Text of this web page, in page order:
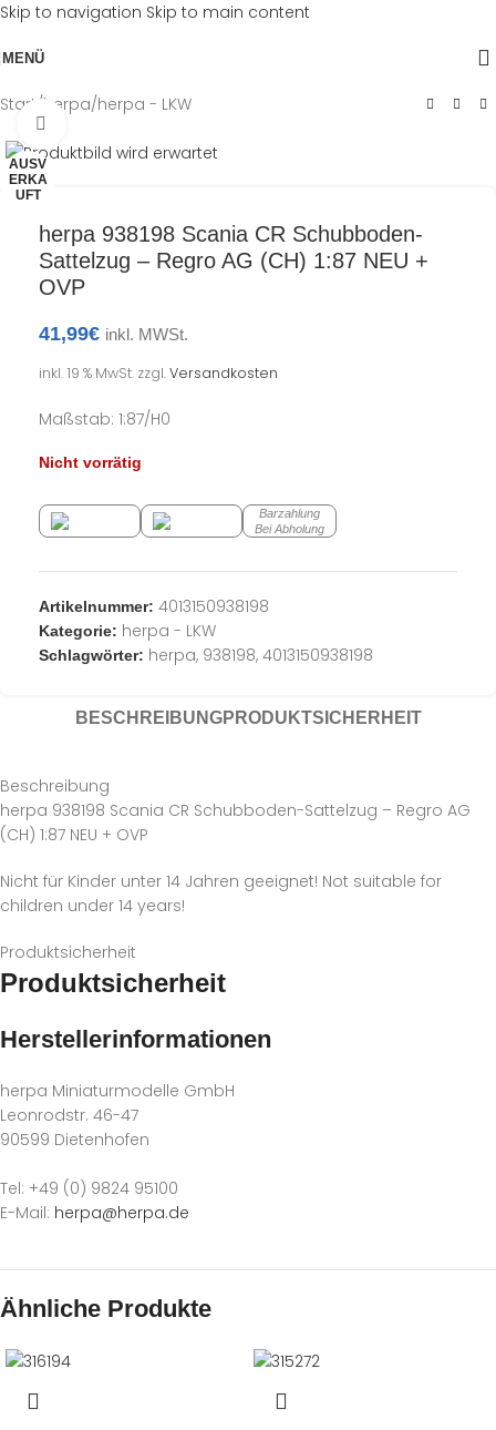
Skip to navigation Skip to main content
MENÜ
Start /herpa/herpa - LKW
AUSV
ERKA
UFT
herpa 938198 Scania CR Schubboden-
Sattelzug – Regro AG (CH) 1:87 NEU +
OVP
41,99€ inkl. MWSt.
inkl. 19 % MwSt. zzgl.Versandkosten
Maßstab: 1:87/H0
Nicht vorrätig
Barzahlung
Bei Abholung
Artikelnummer: 4013150938198
Kategorie: herpa - LKW
Schlagwörter: herpa, 938198, 4013150938198
BESCHREIBUNGPRODUKTSICHERHEIT
Beschreibung
herpa 938198 Scania CR Schubboden-Sattelzug – Regro AG
(CH) 1:87 NEU + OVP
Nicht für Kinder unter 14 Jahren geeignet! Not suitable for
children under 14 years!
Produktsicherheit
Produktsicherheit
Herstellerinformationen
herpa Miniaturmodelle GmbH
Leonrodstr. 46-47
90599 Dietenhofen
Tel: +49 (0) 9824 95100
E-Mail: herpa@herpa.de
Ähnliche Produkte